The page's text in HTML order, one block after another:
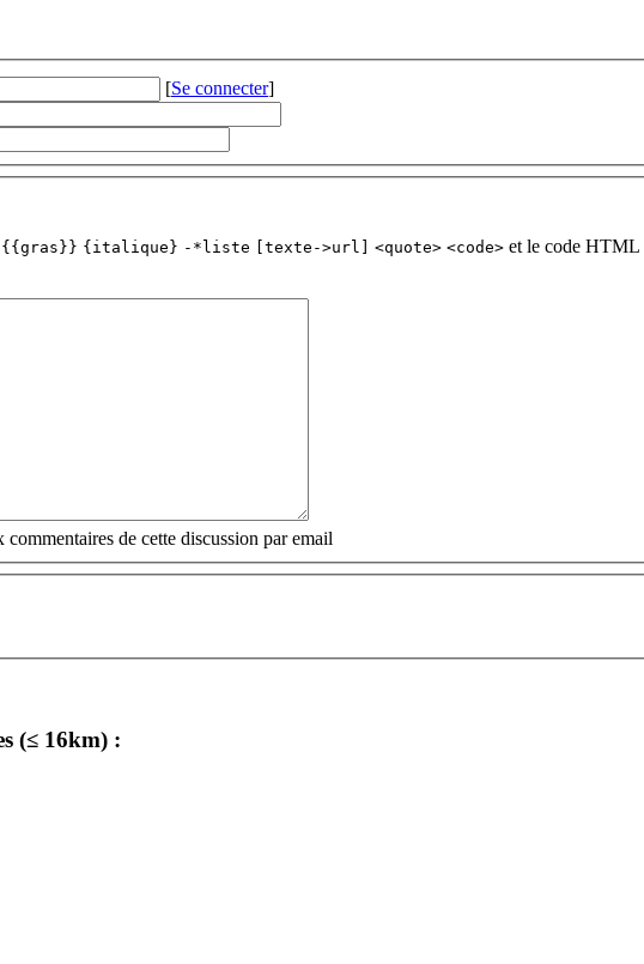
[Se connecter]
{{gras}} {italique} -*liste [texte->url] <quote> <code> et le code HTML
de cette discussion par email
(≤ 16km) :